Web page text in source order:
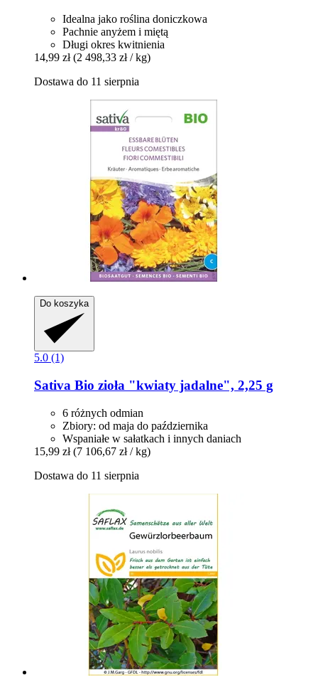
Idealna jako roślina doniczkowa
Pachnie anyżem i miętą
Długi okres kwitnienia
14,99 zł (2 498,33 zł / kg)
Dostawa do 11 sierpnia
Do koszyka
5.0 (1)
Sativa Bio zioła "kwiaty jadalne", 2,25 g
6 różnych odmian
Zbiory: od maja do października
Wspaniałe w sałatkach i innych daniach
15,99 zł (7 106,67 zł / kg)
Dostawa do 11 sierpnia